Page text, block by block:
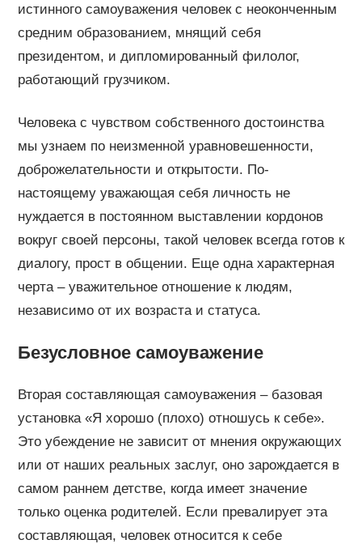
истинного самоуважения человек с неоконченным
средним образованием, мнящий себя
президентом, и дипломированный филолог,
работающий грузчиком.
Человека с чувством собственного достоинства
мы узнаем по неизменной уравновешенности,
доброжелательности и открытости. По-
настоящему уважающая себя личность не
нуждается в постоянном выставлении кордонов
вокруг своей персоны, такой человек всегда готов к
диалогу, прост в общении. Еще одна характерная
черта – уважительное отношение к людям,
независимо от их возраста и статуса.
Безусловное самоуважение
Вторая составляющая самоуважения – базовая
установка «Я хорошо (плохо) отношусь к себе».
Это убеждение не зависит от мнения окружающих
или от наших реальных заслуг, оно зарождается в
самом раннем детстве, когда имеет значение
только оценка родителей. Если превалирует эта
составляющая, человек относится к себе